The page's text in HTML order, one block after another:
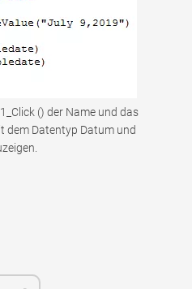
() der Name und das
dem Datentyp Datum und